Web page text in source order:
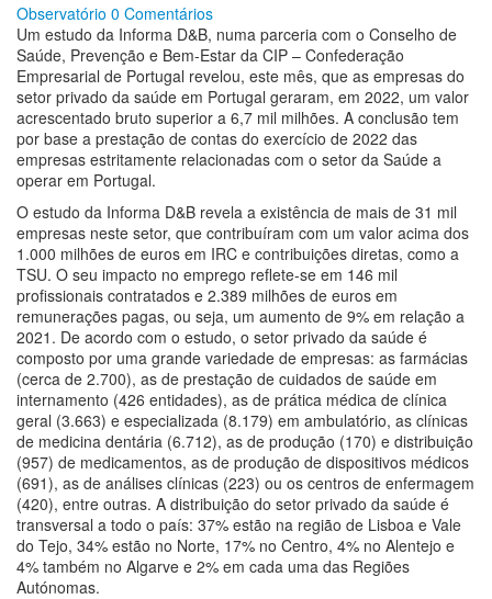
Observatório 0 Comentários
Um estudo da Informa D&B, numa parceria com o Conselho de
Saúde, Prevenção e Bem-Estar da CIP – Confederação
Empresarial de Portugal revelou, este mês, que as empresas do
setor privado da saúde em Portugal geraram, em 2022, um valor
acrescentado bruto superior a 6,7 mil milhões. A conclusão tem
por base a prestação de contas do exercício de 2022 das
empresas estritamente relacionadas com o setor da Saúde a
operar em Portugal.
O estudo da Informa D&B revela a existência de mais de 31 mil
empresas neste setor, que contribuíram com um valor acima dos
1.000 milhões de euros em IRC e contribuições diretas, como a
TSU. O seu impacto no emprego reflete-se em 146 mil
profissionais contratados e 2.389 milhões de euros em
remunerações pagas, ou seja, um aumento de 9% em relação a
2021. De acordo com o estudo, o setor privado da saúde é
composto por uma grande variedade de empresas: as farmácias
(cerca de 2.700), as de prestação de cuidados de saúde em
internamento (426 entidades), as de prática médica de clínica
geral (3.663) e especializada (8.179) em ambulatório, as clínicas
de medicina dentária (6.712), as de produção (170) e distribuição
(957) de medicamentos, as de produção de dispositivos médicos
(691), as de análises clínicas (223) ou os centros de enfermagem
(420), entre outras. A distribuição do setor privado da saúde é
transversal a todo o país: 37% estão na região de Lisboa e Vale
do Tejo, 34% estão no Norte, 17% no Centro, 4% no Alentejo e
4% também no Algarve e 2% em cada uma das Regiões
Autónomas.